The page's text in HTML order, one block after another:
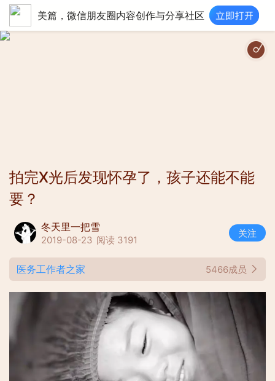
美篇，微信朋友圈内容创作与分享社区
拍完X光后发现怀孕了，孩子还能不能
要？
冬天里一把雪
2019-08-23 阅读 3191
关注
医务工作者之家 5466成员
Starry Starry